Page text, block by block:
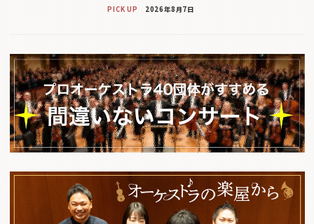
PICK UP 2026年8月7日